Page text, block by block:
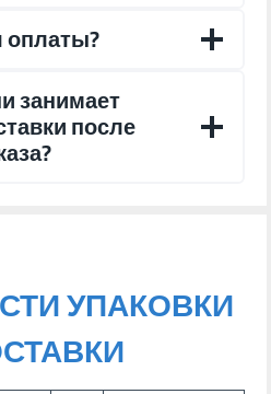
занимает
после
УПАКОВКИ